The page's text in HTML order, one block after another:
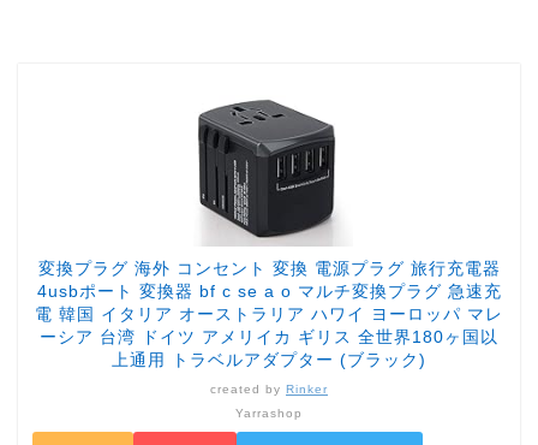
変換プラグ 海外 コンセント 変換 電源プラグ 旅行充電器
4usbポート 変換器 bf c se a o マルチ変換プラグ 急速充
電 韓国 イタリア オーストラリア ハワイ ヨーロッパ マレ
ーシア 台湾 ドイツ アメリイカ ギリス 全世界180ヶ国以
上通用 トラベルアダプター (ブラック)
created by Rinker
Yarrashop